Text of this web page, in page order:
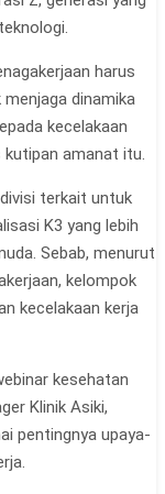
harus
dinamika
kecelakaan
kutipan amanat itu.
terkait untuk
K3 yang lebih
Sebab, menurut
kelompok
kecelakaan kerja
kesehatan
Klinik Asiki,
pentingnya upaya-